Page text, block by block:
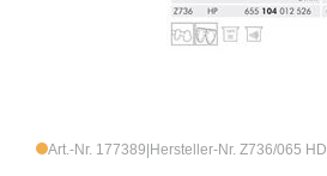
Art.-Nr. 177389 Hersteller-Nr. Z736/065 HD